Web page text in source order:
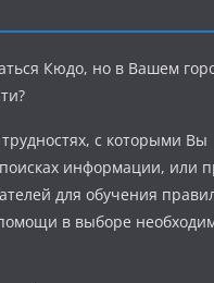
Кюдо, но в Вашем
с которыми Вы
информации, или
для обучения
в выборе